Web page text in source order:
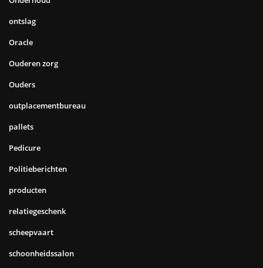
ontslag
Oracle
Ouderen zorg
Ouders
outplacementbureau
pallets
Pedicure
Politieberichten
producten
relatiegeschenk
scheepvaart
schoonheidssalon